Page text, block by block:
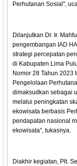
Perhutanan Sosial",
Dilanjutkan Dr. Ir.
pengembangan IAD
strategi percepatan
di Kabupaten Lima
Nomor 28 Tahun 2023
Pengelolaan
dimaksudkan sebagai
melalui peningkatan
ekowisata berbasis
pendapatan nasional
ekowisata", tukasnya.
Diakhir kegiatan, Plt.